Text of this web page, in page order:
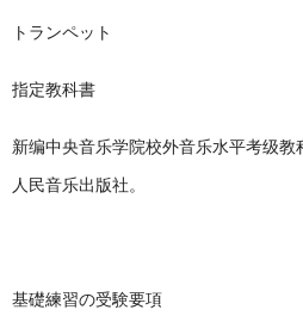
トランペット
指定教科書
新编中央音乐学院校外音乐水平考级
人民音乐出版社。
基礎練習の受験要項